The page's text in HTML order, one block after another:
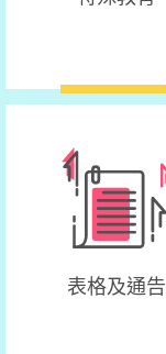
表格及通告